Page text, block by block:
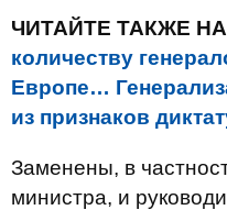
ЧИТАЙТЕ ТАКЖЕ НА
количеству
Европе…
из признаков
Заменены, в
министра, и